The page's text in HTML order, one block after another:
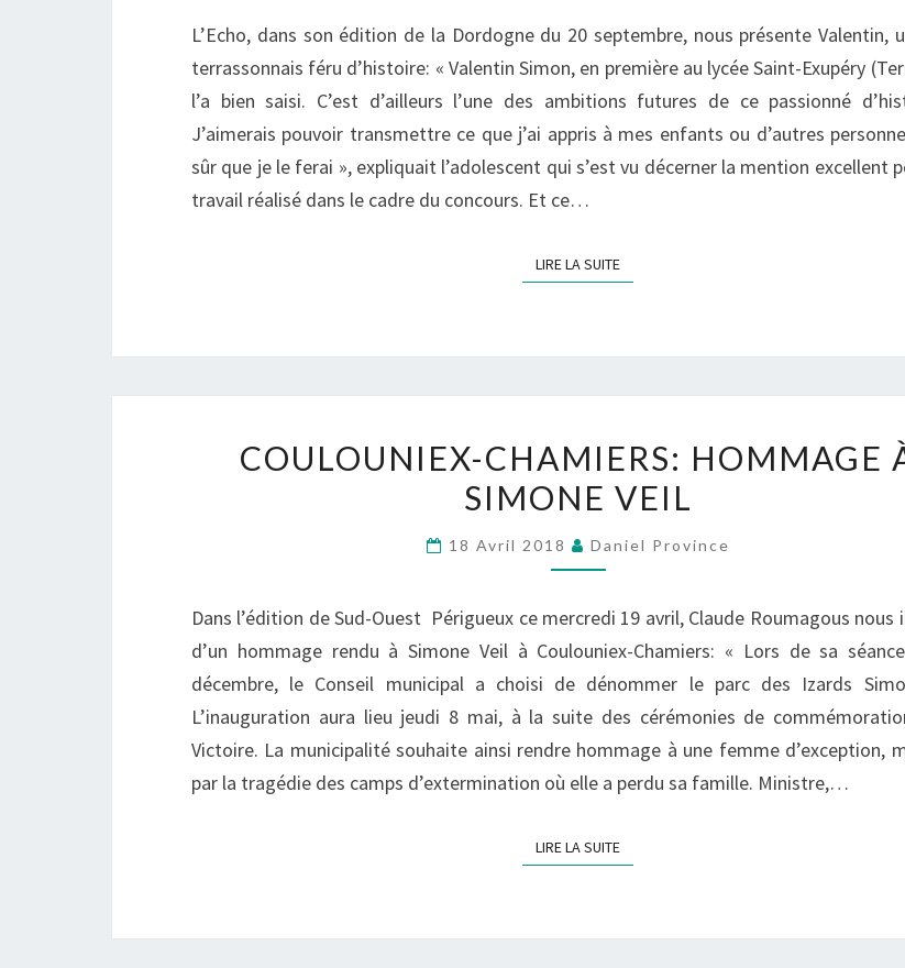
L’Echo, dans son édition de la Dordogne du 20 septembre, nous présente Valentin,
terrassonnais féru d’histoire: « Valentin Simon, en première au lycée Saint-Exupéry
l’a bien saisi. C’est d’ailleurs l’une des ambitions futures de ce passionné
J’aimerais pouvoir transmettre ce que j’ai appris à mes enfants ou d’autres
sûr que je le ferai », expliquait l’adolescent qui s’est vu décerner la mention excellent
travail réalisé dans le cadre du concours. Et ce…
LIRE LA SUITELIRE LA SUITE
CHAMIERS:
HOMMAGE
SIMONE
COULOUNIEX-CHAMIERS: HOMMAGE
SIMONE VEIL
18 Avril 2018 Daniel Province
Dans l’édition de Sud-Ouest Périgueux ce mercredi 19 avril, Claude Roumagous nous
d’un hommage rendu à Simone Veil à Coulouniex-Chamiers: « Lors de sa
décembre, le Conseil municipal a choisi de dénommer le parc des Izards
L’inauguration aura lieu jeudi 8 mai, à la suite des cérémonies de
Victoire. La municipalité souhaite ainsi rendre hommage à une femme d’exception,
par la tragédie des camps d’extermination où elle a perdu sa famille. Ministre,…
LIRE LA SUITELIRE LA SUITE